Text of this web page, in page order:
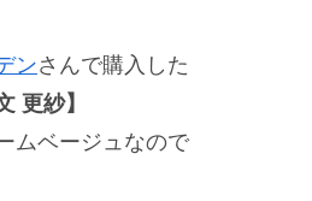
ンさんで購入した
更紗】
ムベージュなので